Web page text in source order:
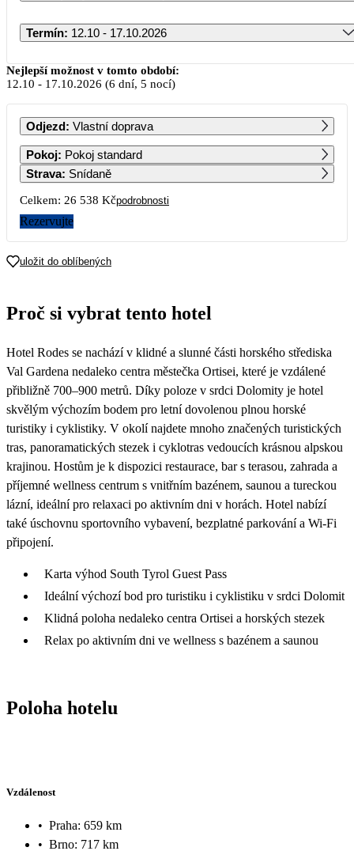
Termín: 12.10 - 17.10.2026
Říjen 2026
PO ÚT ST ČT PÁ SO NE
1 2 3 4
5 6 7 8 9 10 11
12
13 269 13 269 13 269 13 269 13 269 13 269 13 269
19 20
26
13 269
27 28 29
Nejlepší možnost v tomto období:
12.10 - 17.10.2026 (6 dní, 5 nocí)
Odjezd: Vlastní doprava
Pokoj: Pokoj standard
Strava: Snídaně
Celkem: 26 538 Kčpodrobnosti
Rezervujte
uložit do oblíbených
Proč si vybrat tento hotel
Hotel Rodes se nachází v klidné a slunné části horského střediska
Val Gardena nedaleko centra městečka Ortisei, které je vzdálené
přibližně 700–900 metrů. Díky poloze v srdci Dolomity je hotel
skvělým výchozím bodem pro letní dovolenou plnou horské
turistiky i cyklistiky. V okolí najdete mnoho značených turistických
tras, panoramatických stezek i cyklotras vedoucích krásnou alpskou
krajinou. Hostům je k dispozici restaurace, bar s terasou, zahrada a
příjemné wellness centrum s vnitřním bazénem, saunou a tureckou
lázní, ideální pro relaxaci po aktivním dni v horách. Hotel nabízí
také úschovnu sportovního vybavení, bezplatné parkování a Wi-Fi
připojení.
Karta výhod South Tyrol Guest Pass
Ideální výchozí bod pro turistiku i cyklistiku v srdci Dolomit
Klidná poloha nedaleko centra Ortisei a horských stezek
Relax po aktivním dni ve wellness s bazénem a saunou
Poloha hotelu
Vzdálenost
• Praha: 659 km
• Brno: 717 km